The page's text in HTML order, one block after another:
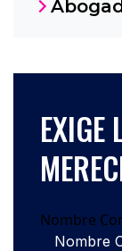
EXIGE
Nombre